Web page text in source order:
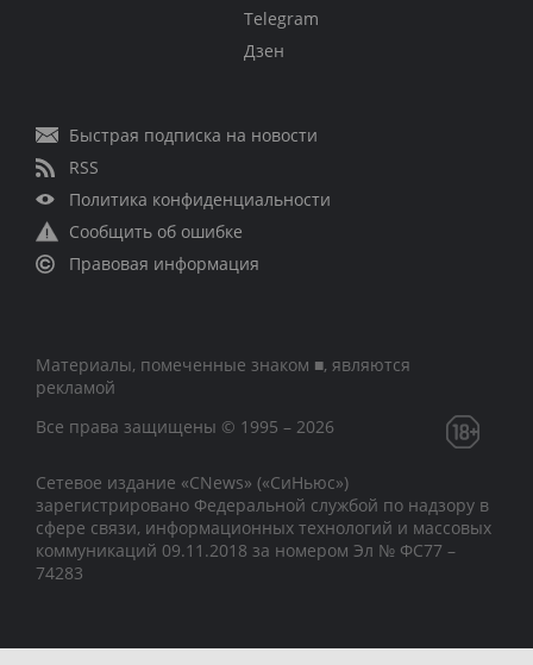
Telegram
Дзен
Быстрая подписка на новости
RSS
Политика конфиденциальности
Сообщить об ошибке
Правовая информация
Материалы, помеченные знаком ■, являются
рекламой
Все права защищены © 1995 – 2026
Сетевое издание «CNews» («СиНьюс»)
зарегистрировано Федеральной службой по надзору в
сфере связи, информационных технологий и массовых
коммуникаций 09.11.2018 за номером Эл № ФС77 –
74283